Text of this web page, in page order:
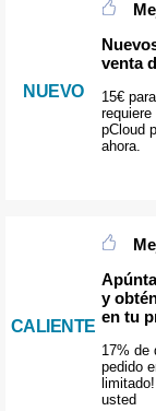
NUEVO
venta
15€
pCloud
ahora.
CALIENTE
y
en tu
17% de
pedido
usted